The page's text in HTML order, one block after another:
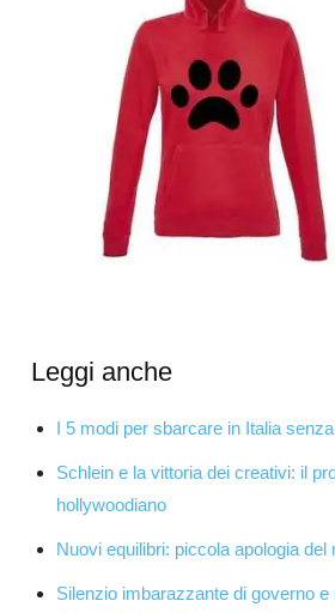
Leggi anche
I 5 modi per sbarcare in Italia
Schlein e la vittoria dei creativi: il
hollywoodiano
Nuovi equilibri: piccola apologia del
Silenzio imbarazzante di governo e